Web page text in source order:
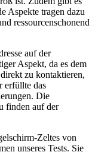
Aspekte tragen dazu
ressourcenschonend
auf der
Aspekt, da es dem
zu kontaktieren,
erfüllte das
Die
finden auf der
Zeltes von
unseres Tests. Sie